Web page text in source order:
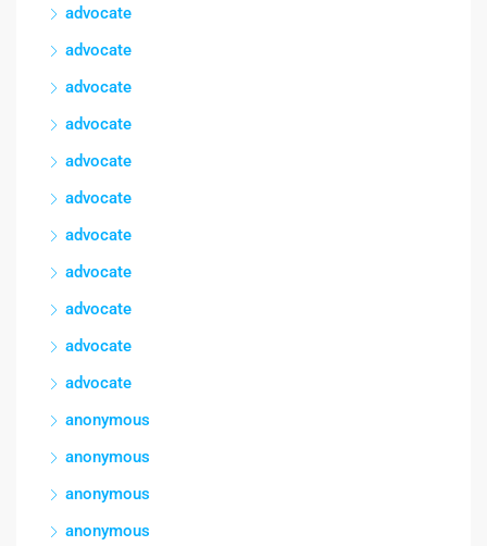
advocate
advocate
advocate
advocate
advocate
advocate
advocate
advocate
advocate
advocate
advocate
anonymous
anonymous
anonymous
anonymous